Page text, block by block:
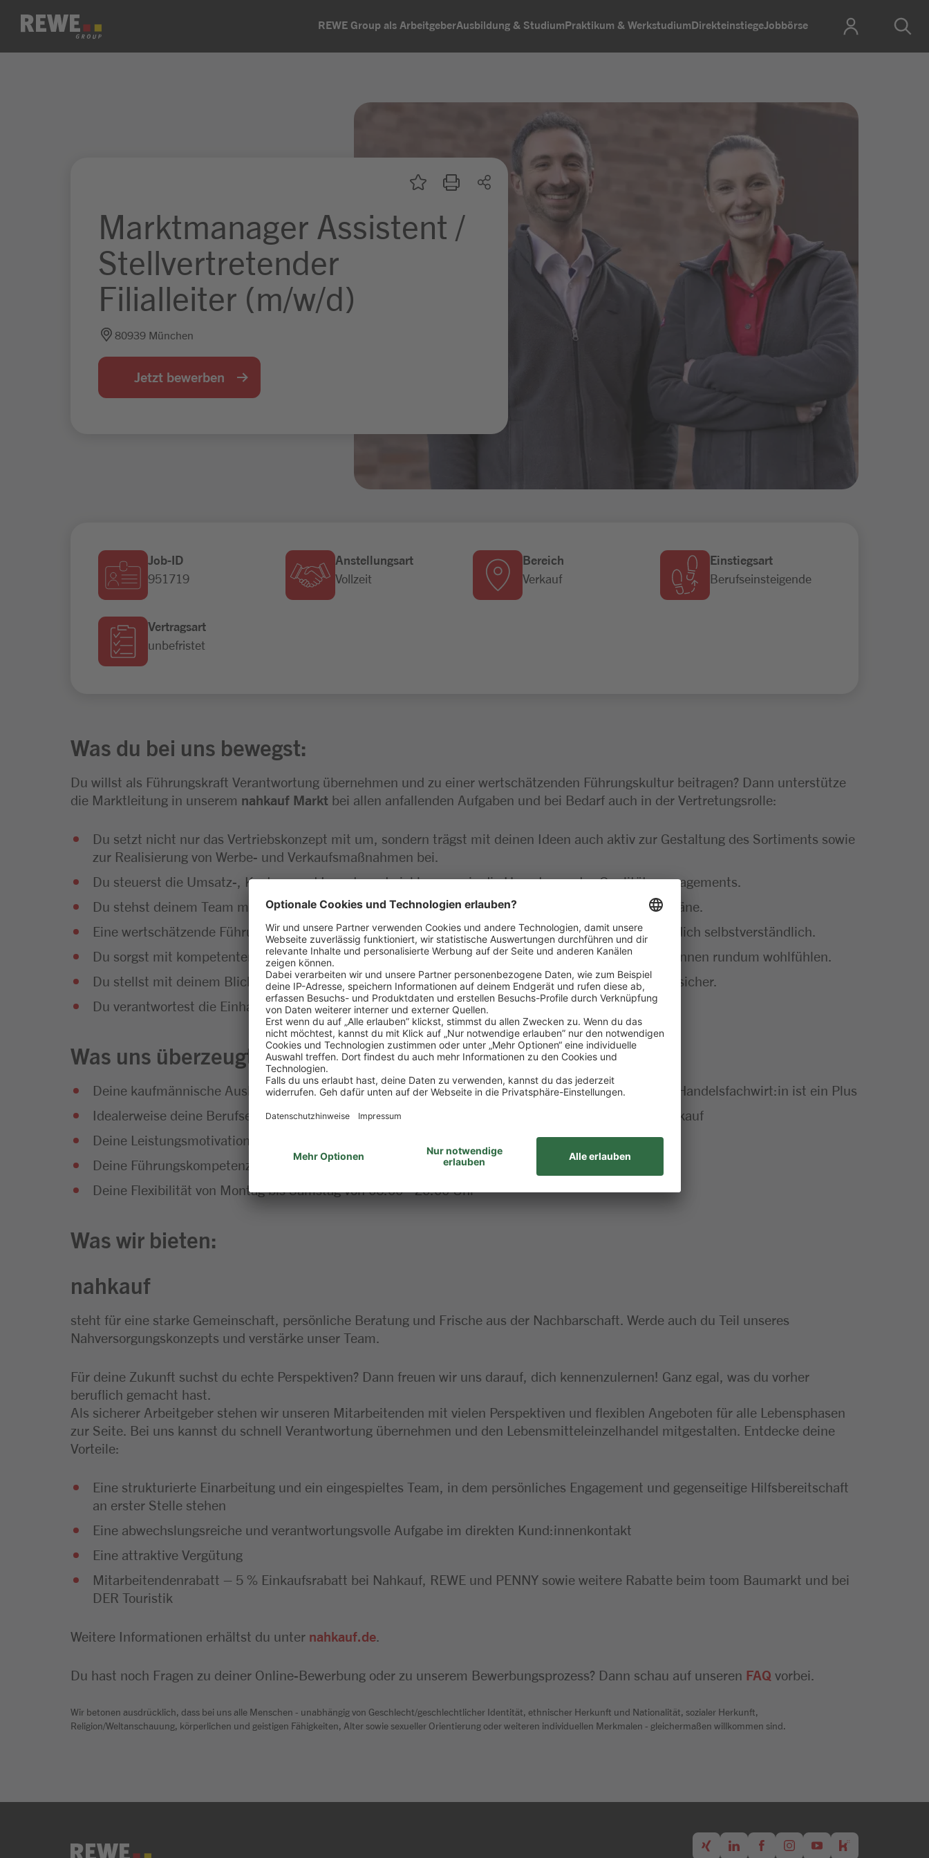
Zum Inhalt springen REWE Group als ArbeitgeberAusbildung & StudiumPraktikum & WerkstudiumDirekteinstiegeJobbörse
Marktmanager Assistent /
Stellvertretender
Filialleiter (m/w/d)
80939 München
Jetzt bewerben
Job-ID
951719
Anstellungsart
Vollzeit
Bereich
Verkauf
Einstiegsart
Berufseinsteigende
Vertragsart
unbefristet
Was du bei uns bewegst:
Du willst als Führungskraft Verantwortung übernehmen und zu einer wertschätzenden Führungskultur beitragen? Dann unterstütze
die Marktleitung in unserem nahkauf Markt bei allen anfallenden Aufgaben und bei Bedarf auch in der Vertretungsrolle:
Du setzt nicht nur das Vertriebskonzept mit um, sondern trägst mit deinen Ideen auch aktiv zur Gestaltung des Sortiments sowie
zur Realisierung von Werbe- und Verkaufsmaßnahmen bei.
Du steuerst die Umsatz-, Kosten- und Inventurentwicklung sowie die Umsetzung des Qualitätsmanagements.
Du stehst deinem Team mit Rat und Tat zur Seite, gehst als Vorbild voran und erstellst die Dienstpläne.
Eine wertschätzende Führung auf Augenhöhe sowie eine vertrauensvolle Zusammenarbeit sind für dich selbstverständlich.
Du sorgst mit kompetenter Beratung und zuvorkommendem Service dafür, dass sich unsere Kund:innen rundum wohlfühlen.
Du stellst mit deinem Blick für Details eine ausgezeichnete Warenpräsenz, Frische und Sauberkeit sicher.
Du verantwortest die Einhaltung der gesetzlichen und betrieblichen Bestimmungen.
Was uns überzeugt:
Deine kaufmännische Ausbildung, vorzugsweise im Lebensmitteleinzelhandel - dein Abschluss als Handelsfachwirt:in ist ein Plus
Idealerweise deine Berufserfahrung als Marktmanagement-Assistenz oder als Führungskraft im Verkauf
Deine Leistungsmotivation, dein Organisationsgeschick und deine ergebnisorientierte Arbeitsweise
Deine Führungskompetenz, dein Verantwortungsbewusstsein und dein Teamgeist
Deine Flexibilität von Montag bis Samstag von 06:00 - 20:00 Uhr
Was wir bieten:
nahkauf
steht für eine starke Gemeinschaft, persönliche Beratung und Frische aus der Nachbarschaft. Werde auch du Teil unseres
Nahversorgungskonzepts und verstärke unser Team.
Für deine Zukunft suchst du echte Perspektiven? Dann freuen wir uns darauf, dich kennenzulernen! Ganz egal, was du vorher
beruflich gemacht hast.
Als sicherer Arbeitgeber stehen wir unseren Mitarbeitenden mit vielen Perspektiven und flexiblen Angeboten für alle Lebensphasen
zur Seite. Bei uns kannst du schnell Verantwortung übernehmen und den Lebensmitteleinzelhandel mitgestalten. Entdecke deine
Vorteile:
Eine strukturierte Einarbeitung und ein eingespieltes Team, in dem persönliches Engagement und gegenseitige Hilfsbereitschaft
an erster Stelle stehen
Eine abwechslungsreiche und verantwortungsvolle Aufgabe im direkten Kund:innenkontakt
Eine attraktive Vergütung
Mitarbeitendenrabatt – 5 % Einkaufsrabatt bei Nahkauf, REWE und PENNY sowie weitere Rabatte beim toom Baumarkt und bei
DER Touristik
Weitere Informationen erhältst du unter nahkauf.de
Du hast noch Fragen zu deiner Online-Bewerbung oder zu unserem Bewerbungsprozess? Dann schau auf unseren FAQ vorbei.
Wir betonen ausdrücklich, dass bei uns alle Menschen - unabhängig von Geschlecht/geschlechtlicher Identität, ethnischer Herkunft und Nationalität, sozialer Herkunft,
Religion/Weltanschauung, körperlichen und geistigen Fähigkeiten, Alter sowie sexueller Orientierung oder weiteren individuellen Merkmalen - gleichermaßen willkommen sind.